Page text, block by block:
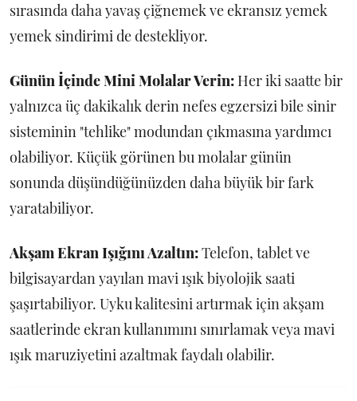
sırasında daha yavaş çiğnemek ve ekransız yemek
yemek sindirimi de destekliyor.
Günün İçinde Mini Molalar Verin: Her iki saatte bir
yalnızca üç dakikalık derin nefes egzersizi bile sinir
sisteminin "tehlike" modundan çıkmasına yardımcı
olabiliyor. Küçük görünen bu molalar günün
sonunda düşündüğünüzden daha büyük bir fark
yaratabiliyor.
Akşam Ekran Işığını Azaltın:Telefon, tablet ve
bilgisayardan yayılan mavi ışık biyolojik saati
şaşırtabiliyor. Uyku kalitesini artırmak için akşam
saatlerinde ekran kullanımını sınırlamak veya mavi
ışık maruziyetini azaltmak faydalı olabilir.